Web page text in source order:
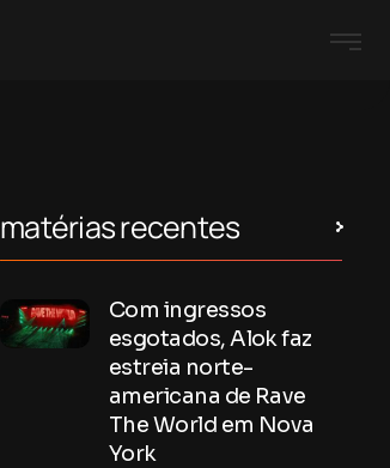
matérias recentes
Com ingressos
esgotados, Alok faz
estreia norte-
americana de Rave
The World em Nova
York